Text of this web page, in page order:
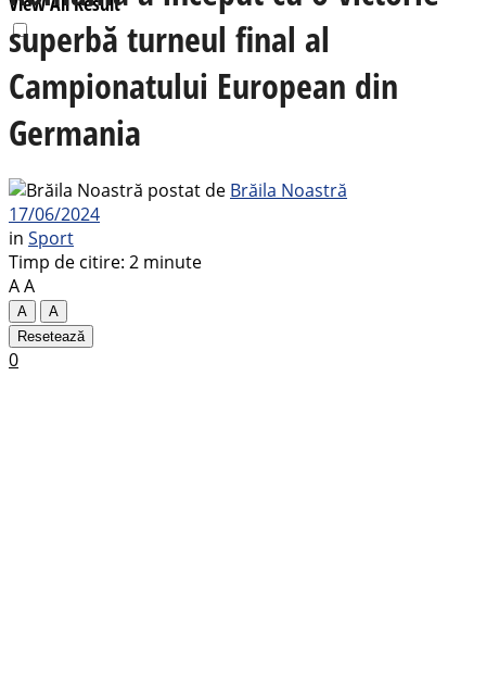
superbă turneul final al
Campionatului European din
Germania
postat de Brăila Noastră
17/06/2024
in Sport
Timp de citire: 2 minute
AA
A
A
Resetează
0